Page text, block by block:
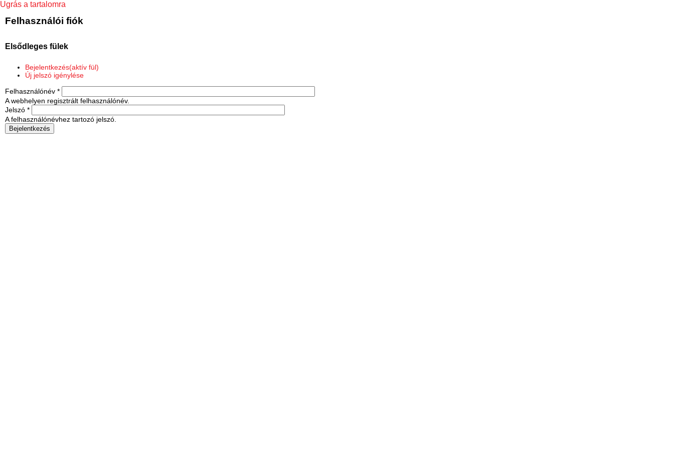
Ugrás a tartalomra
Felhasználói fiók
Elsődleges fülek
Bejelentkezés(aktív fül)
Új jelszó igénylése
Felhasználónév *
A webhelyen regisztrált felhasználónév.
Jelszó *
A felhasználónévhez tartozó jelszó.